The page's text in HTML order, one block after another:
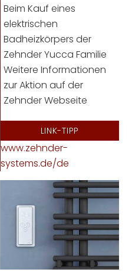
Beim Kauf eines
elektrischen
Badheizkörpers der
Zehnder Yucca Familie
Weitere Informationen
zur Aktion auf der
Zehnder Webseite
LINK-TIPP
www.zehnder-
systems.de/de